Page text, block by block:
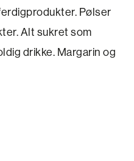
Pølser
Alt sukret som
drikke. Margarin og